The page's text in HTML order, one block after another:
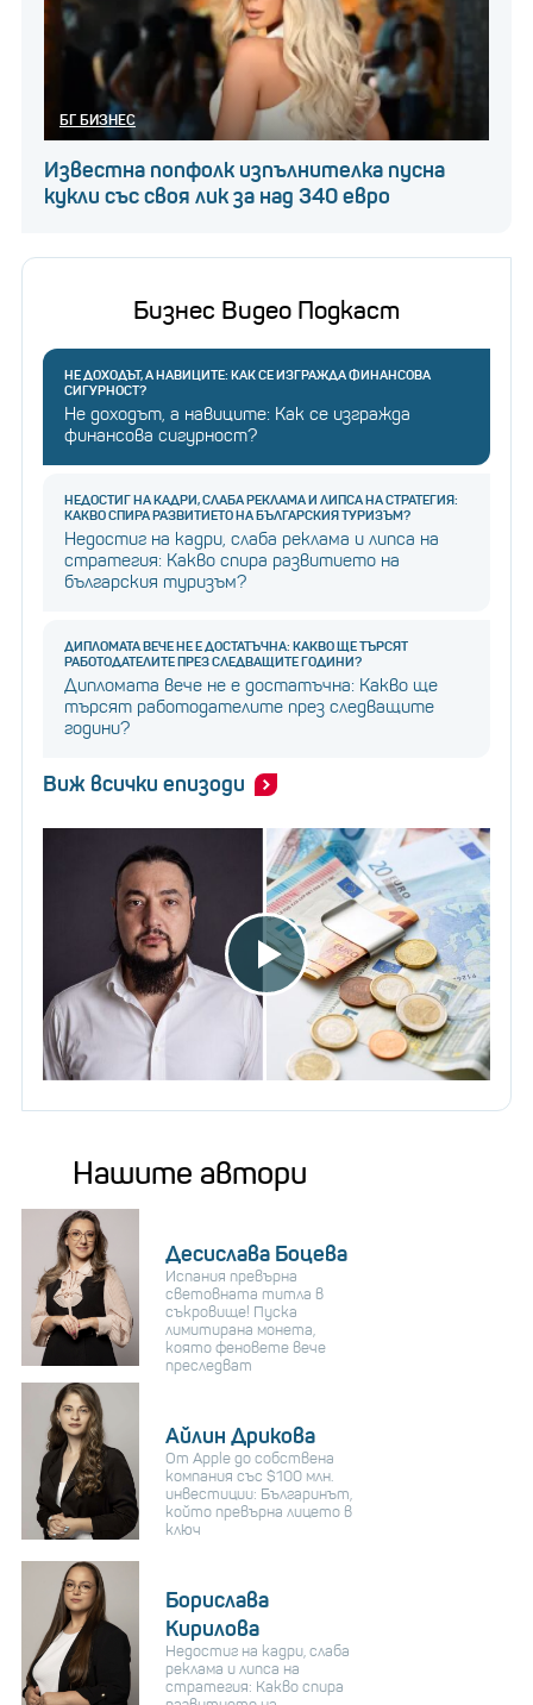
БГ БИЗНЕС
Известна попфолк изпълнителка пусна
кукли със своя лик за над 340 евро
Бизнес Видео Подкаст
НЕ ДОХОДЪТ, А НАВИЦИТЕ: КАК СЕ ИЗГРАЖДА ФИНАНСОВА
СИГУРНОСТ?
Не доходът, а навиците: Как се изгражда
финансова сигурност?
НЕДОСТИГ НА КАДРИ, СЛАБА РЕКЛАМА И ЛИПСА НА СТРАТЕГИЯ:
КАКВО СПИРА РАЗВИТИЕТО НА БЪЛГАРСКИЯ ТУРИЗЪМ?
Недостиг на кадри, слаба реклама и липса на
стратегия: Какво спира развитието на
българския туризъм?
ДИПЛОМАТА ВЕЧЕ НЕ Е ДОСТАТЪЧНА: КАКВО ЩЕ ТЪРСЯТ
РАБОТОДАТЕЛИТЕ ПРЕЗ СЛЕДВАЩИТЕ ГОДИНИ?
Дипломата вече не е достатъчна: Какво ще
търсят работодателите през следващите
години?
Виж всички епизоди
Нашите автори
Десислава Боцева
Испания превърна
световната титла в
съкровище! Пуска
лимитирана монета,
която феновете вече
преследват
Айлин Дрикова
От Apple до собствена
компания със $100 млн.
инвестиции: Българинът,
който превърна лицето в
ключ
Борислава
Кирилова
Недостиг на кадри, слаба
реклама и липса на
стратегия: Какво спира